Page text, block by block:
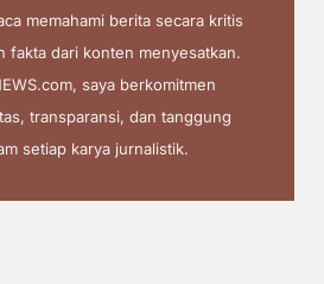
memahami berita secara kritis
fakta dari konten menyesatkan.
saya berkomitmen
transparansi, dan tanggung
setiap karya jurnalistik.